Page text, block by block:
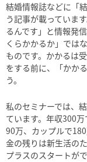
結婚情報誌などに「
う記事が載っていま
るんです」と情報発
くらかかるか」では
ものです。かかるは
をする前に、「かか
う。
私のセミナーでは、
ています。年収300
90万、カップルで
金の残りは新生活の
プラスのスタートが